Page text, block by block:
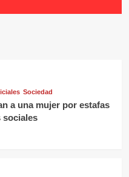
Sociedad
a una mujer por estafas
sociales